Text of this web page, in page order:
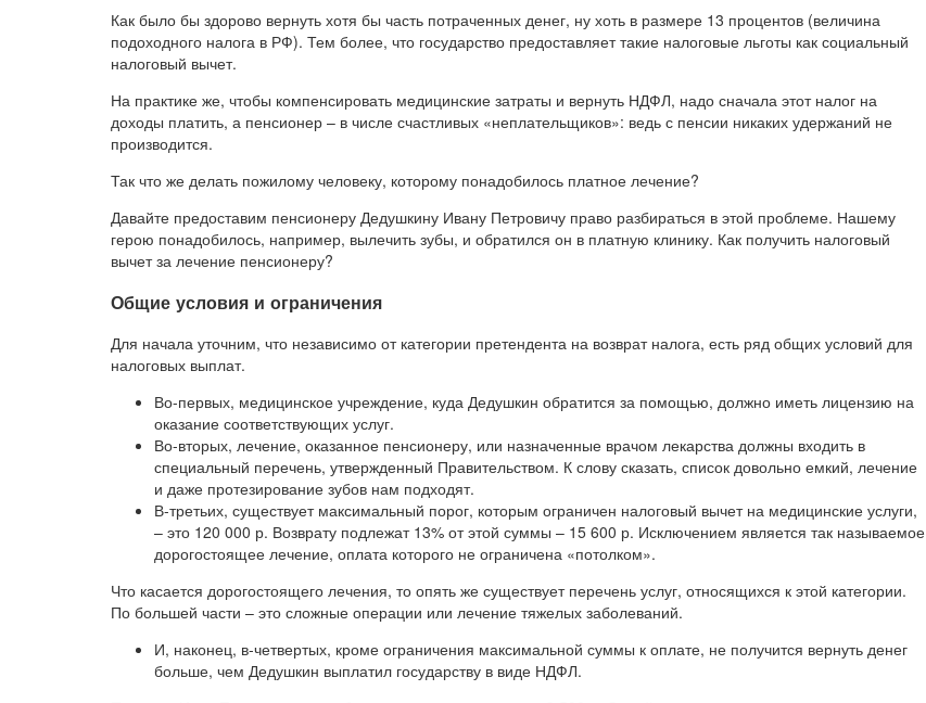
Как было бы здорово вернуть хотя бы часть потраченных денег, ну хоть в размере 13 процентов (величина
подоходного налога в РФ). Тем более, что государство предоставляет такие налоговые льготы как социальный
налоговый вычет.
На практике же, чтобы компенсировать медицинские затраты и вернуть НДФЛ, надо сначала этот налог на
доходы платить, а пенсионер – в числе счастливых «неплательщиков»: ведь с пенсии никаких удержаний не
производится.
Так что же делать пожилому человеку, которому понадобилось платное лечение?
Давайте предоставим пенсионеру Дедушкину Ивану Петровичу право разбираться в этой проблеме. Нашему
герою понадобилось, например, вылечить зубы, и обратился он в платную клинику. Как получить налоговый
вычет за лечение пенсионеру?
Общие условия и ограничения
Для начала уточним, что независимо от категории претендента на возврат налога, есть ряд общих условий для
налоговых выплат.
Во-первых, медицинское учреждение, куда Дедушкин обратится за помощью, должно иметь лицензию на
оказание соответствующих услуг.
Во-вторых, лечение, оказанное пенсионеру, или назначенные врачом лекарства должны входить в
специальный перечень, утвержденный Правительством. К слову сказать, список довольно емкий, лечение
и даже протезирование зубов нам подходят.
В-третьих, существует максимальный порог, которым ограничен налоговый вычет на медицинские услуги,
– это 120 000 р. Возврату подлежат 13% от этой суммы – 15 600 р. Исключением является так называемое
дорогостоящее лечение, оплата которого не ограничена «потолком».
Что касается дорогостоящего лечения, то опять же существует перечень услуг, относящихся к этой категории.
По большей части – это сложные операции или лечение тяжелых заболеваний.
И, наконец, в-четвертых, кроме ограничения максимальной суммы к оплате, не получится вернуть денег
больше, чем Дедушкин выплатил государству в виде НДФЛ.